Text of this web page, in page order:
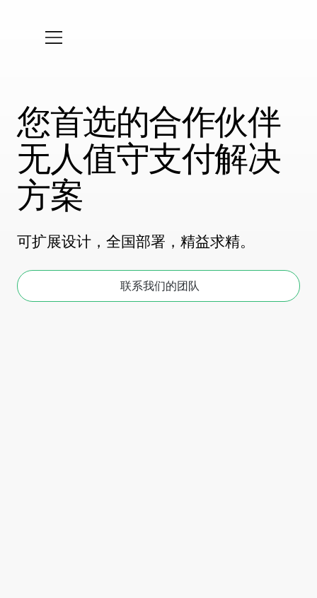
您首选的合作伙伴
无人值守支付解决
方案
可扩展设计，全国部署，精益求精。
联系我们的团队